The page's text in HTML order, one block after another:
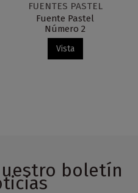
FUENTES PASTEL
Fuente Pastel
Número 2
Vista
boletín